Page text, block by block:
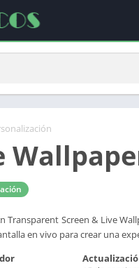
Transparent Screen & Live
en vivo para crear una